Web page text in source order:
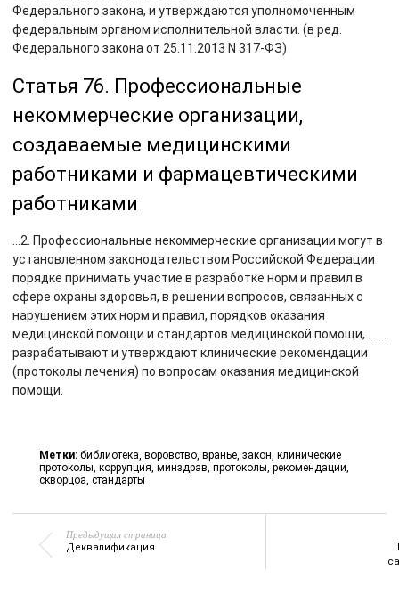
Федерального закона, и утверждаются уполномоченным
федеральным органом исполнительной власти. (в ред.
Федерального закона от 25.11.2013 N 317-ФЗ)
Статья 76. Профессиональные
некоммерческие организации,
создаваемые медицинскими
работниками и фармацевтическими
работниками
…2. Профессиональные некоммерческие организации могут в
установленном законодательством Российской Федерации
порядке принимать участие в разработке норм и правил в
сфере охраны здоровья, в решении вопросов, связанных с
нарушением этих норм и правил, порядков оказания
медицинской помощи и стандартов медицинской помощи, … …
разрабатывают и утверждают клинические рекомендации
(протоколы лечения) по вопросам оказания медицинской
помощи.
Метки: библиотека, воровство, вранье, закон, клинические
протоколы, коррупция, минздрав, протоколы, рекомендации,
скворцоа, стандарты
Предыдущая страница
Деквалификация